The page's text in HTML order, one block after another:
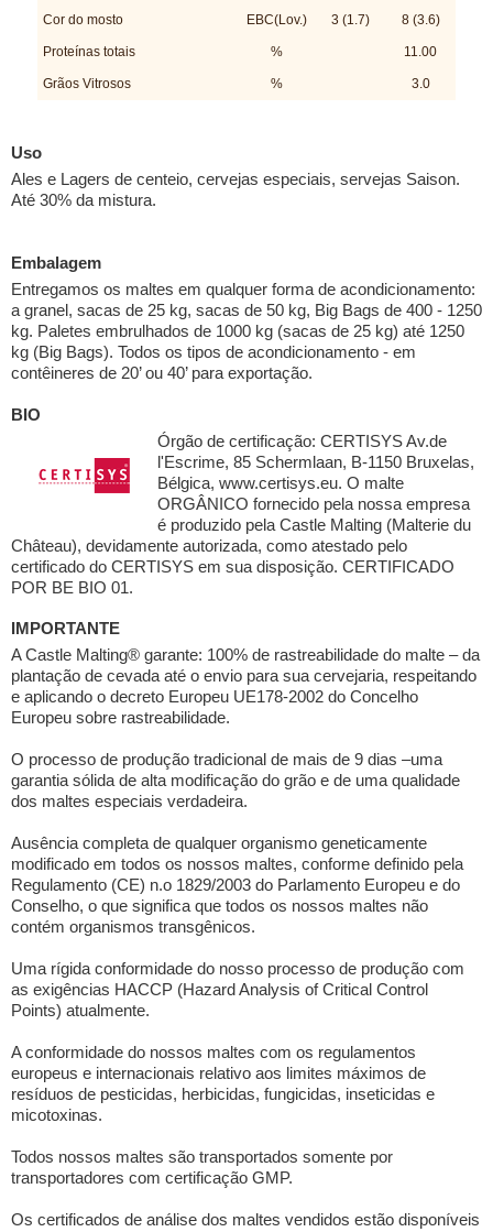
Cor do mosto EBC(Lov.) 3 (1.7) 8 (3.6)
Proteínas totais % 11.00
Grãos Vitrosos % 3.0
Uso
Ales e Lagers de centeio, cervejas especiais, servejas Saison.
Até 30% da mistura.
Embalagem
Entregamos os maltes em qualquer forma de acondicionamento:
a granel, sacas de 25 kg, sacas de 50 kg, Big Bags de 400 - 1250
kg. Paletes embrulhados de 1000 kg (sacas de 25 kg) até 1250
kg (Big Bags). Todos os tipos de acondicionamento - em
contêineres de 20’ ou 40’ para exportação.
BIO
Órgão de certificação: CERTISYS Av.de
l'Escrime, 85 Schermlaan, B-1150 Bruxelas,
Bélgica, www.certisys.eu. O malte
ORGÂNICO fornecido pela nossa empresa
é produzido pela Castle Malting (Malterie du
Château), devidamente autorizada, como atestado pelo
certificado do CERTISYS em sua disposição. CERTIFICADO
POR BE BIO 01.
IMPORTANTE
A Castle Malting® garante: 100% de rastreabilidade do malte – da
plantação de cevada até o envio para sua cervejaria, respeitando
e aplicando o decreto Europeu UE178-2002 do Concelho
Europeu sobre rastreabilidade.
O processo de produção tradicional de mais de 9 dias –uma
garantia sólida de alta modificação do grão e de uma qualidade
dos maltes especiais verdadeira.
Ausência completa de qualquer organismo geneticamente
modificado em todos os nossos maltes, conforme definido pela
Regulamento (CE) n.o 1829/2003 do Parlamento Europeu e do
Conselho, o que significa que todos os nossos maltes não
contém organismos transgênicos.
Uma rígida conformidade do nosso processo de produção com
as exigências HACCP (Hazard Analysis of Critical Control
Points) atualmente.
A conformidade do nossos maltes com os regulamentos
europeus e internacionais relativo aos limites máximos de
resíduos de pesticidas, herbicidas, fungicidas, inseticidas e
micotoxinas.
Todos nossos maltes são transportados somente por
transportadores com certificação GMP.
Os certificados de análise dos maltes vendidos estão disponíveis